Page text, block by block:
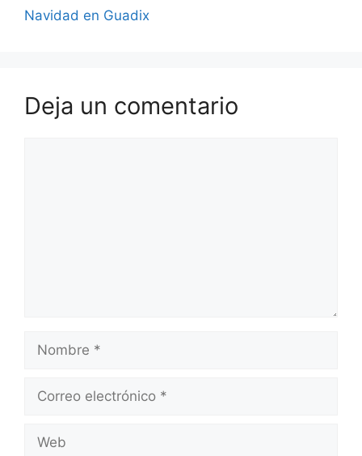
Navidad en Guadix
Deja un comentario
Nombre
Correo
Web